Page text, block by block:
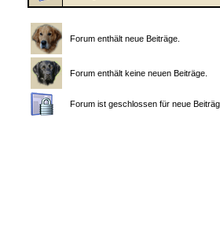
Forum enthält neue Beiträge.
Forum enthält keine neuen Beiträge.
Forum ist geschlossen für neue